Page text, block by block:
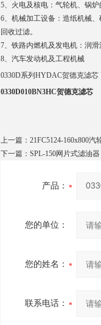
5、火电及核电：气轮机、锅
6、机械加工设备：造纸机械
回收过滤。
7、铁路内燃机及发电机：润
8、汽车发动机及工程机械
0330D系列HYDAC贺德克滤芯
0330D010BN3HC贺德克滤芯
上一篇： 21FC5124-160x800汽
下一篇： SPL-150网片式滤油器
产品：
您的单位：
您的姓名：
联系电话：